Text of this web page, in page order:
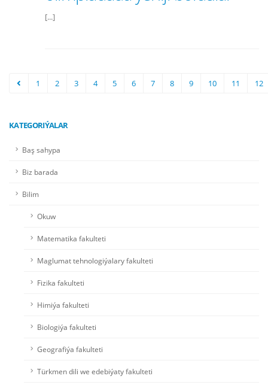
[...]
1 2 3 4 5 6 7 8 9 10 11 12
KATEGORIÝALAR
Baş sahypa
Biz barada
Bilim
Okuw
Matematika fakulteti
Maglumat tehnologiýalary fakulteti
Fizika fakulteti
Himiýa fakulteti
Biologiýa fakulteti
Geografiýa fakulteti
Türkmen dili we edebiýaty fakulteti